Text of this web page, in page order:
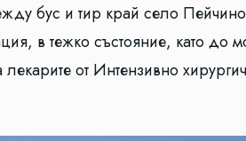
бус и тир край село
в тежко състояние, като до
от Интензивно